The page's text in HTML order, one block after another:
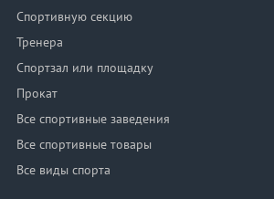
Спортивную секцию
Тренера
Спортзал или площадку
Прокат
Все спортивные заведения
Все спортивные товары
Все виды спорта